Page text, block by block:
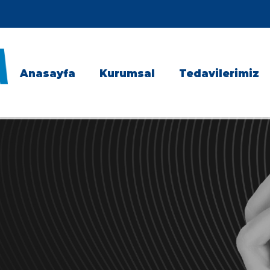
Anasayfa Kurumsal Tedavilerimiz